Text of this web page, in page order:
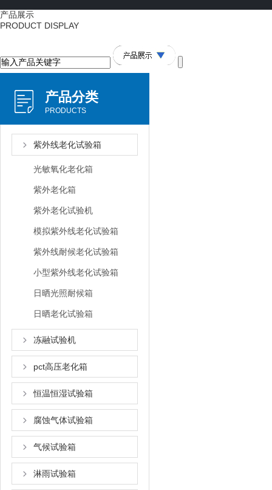
产品展示
PRODUCT DISPLAY
产品分类
PRODUCTS
紫外线老化试验箱
光敏氧化老化箱
紫外老化箱
紫外老化试验机
模拟紫外线老化试验箱
紫外线耐候老化试验箱
小型紫外线老化试验箱
日晒光照耐候箱
日晒老化试验箱
冻融试验机
pct高压老化箱
恒温恒湿试验箱
腐蚀气体试验箱
气候试验箱
淋雨试验箱